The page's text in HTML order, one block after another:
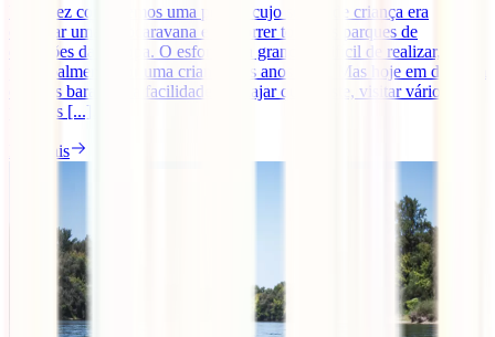
Uma vez conhecemos uma pessoa cujo sonho de criança era
comprar uma autocaravana e percorrer todos os parques de
diversões da Europa. O esforço era grande e difícil de realizar,
principalmente por uma criança nos anos 90… Mas hoje em dia com
os voos baratos e a facilidade de viajar que existe, visitar vários
parques [...].
Ler mais